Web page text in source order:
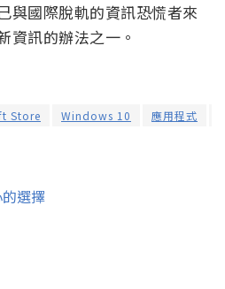
與國際脫軌的資訊恐慌者來
資訊的辦法之一。
Store Windows 10 應用程式
選擇